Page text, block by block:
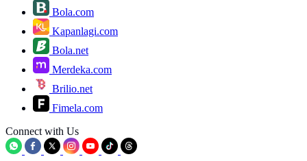
Bola.com
Kapanlagi.com
Bola.net
Merdeka.com
Brilio.net
Fimela.com
Connect with Us